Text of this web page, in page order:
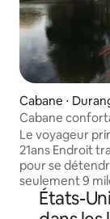
Cabane ⋅
Cabane
Le voyageur
21ans Endroit
pour se
seulement 9
près des
du Sundown
États-